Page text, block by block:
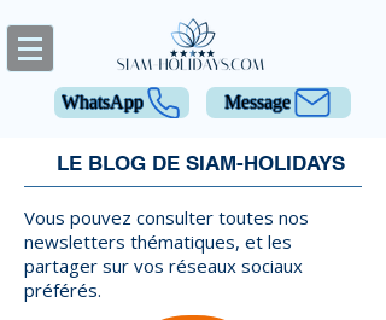
WhatsApp Message
LE BLOG DE SIAM-HOLIDAYS
Vous pouvez consulter toutes nos
newsletters thématiques, et les
partager sur vos réseaux sociaux
préférés.